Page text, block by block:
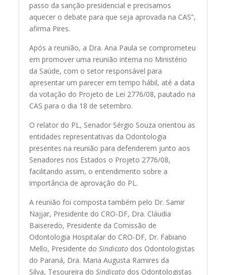
passo da sanção presidencial e precisamos
aquecer o debate para que seja aprovada na CAS”,
afirma Pires.
Após a reunião, a Dra. Ana Paula se comprometeu
em promover uma reunião interna no Ministério
da Saúde, com o setor responsável para
apresentar um parecer em tempo hábil, até a data
da votação do Projeto de Lei 2776/08, pautado na
CAS para o dia 18 de setembro.
O relator do PL, Senador Sérgio Souza orientou as
entidades representativas da Odontologia
presentes na reunião para defenderem junto aos
Senadores nos Estados o Projeto 2776/08,
facilitando assim, o entendimento sobre a
importância de aprovação do PL.
A reunião foi composta também pelo Dr. Samir
Najjar, Presidente do CRO-DF, Dra. Cláudia
Baiseredo, Presidente da Comissão de
Odontologia Hospitalar do CRO-DF, Dr. Fabiano
Mello, Presidente doSindicato dos Odontologistas
do Paraná, Dra. Maria Augusta Ramires da
Silva, Tesoureira doSindicato dos Odontologistas